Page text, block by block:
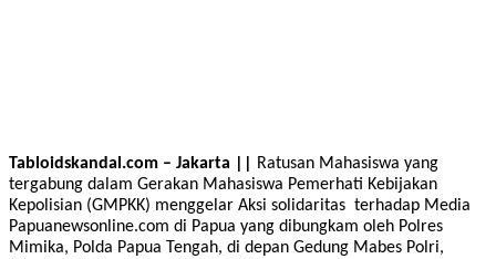
Tabloidskandal.com – Jakarta ||
Ratusan Mahasiswa yang
tergabung dalam Gerakan Mahasiswa Pemerhati Kebijakan
Kepolisian (GMPKK) menggelar Aksi solidaritas terhadap Media
Papuanewsonline.com di Papua yang dibungkam oleh Polres
Mimika, Polda Papua Tengah, di depan Gedung Mabes Polri,